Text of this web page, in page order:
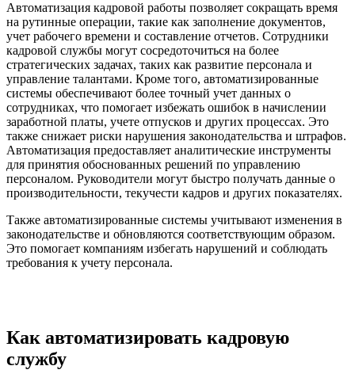
Автоматизация кадровой работы позволяет сокращать время
на рутинные операции, такие как заполнение документов,
учет рабочего времени и составление отчетов. Сотрудники
кадровой службы могут сосредоточиться на более
стратегических задачах, таких как развитие персонала и
управление талантами. Кроме того, автоматизированные
системы обеспечивают более точный учет данных о
сотрудниках, что помогает избежать ошибок в начислении
заработной платы, учете отпусков и других процессах. Это
также снижает риски нарушения законодательства и штрафов.
Автоматизация предоставляет аналитические инструменты
для принятия обоснованных решений по управлению
персоналом. Руководители могут быстро получать данные о
производительности, текучести кадров и других показателях.
Также автоматизированные системы учитывают изменения в
законодательстве и обновляются соответствующим образом.
Это помогает компаниям избегать нарушений и соблюдать
требования к учету персонала.
Как автоматизировать кадровую
службу